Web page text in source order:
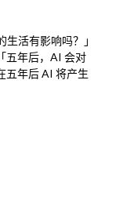
活有影响吗？」
五年后，AI 会对
五年后 AI 将产生